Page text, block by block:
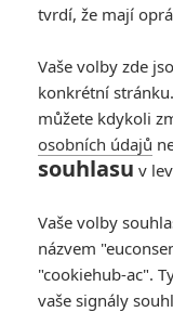
RECENZE FILMŮ
10
5
tvrdí, že mají
Vaše volby zde
konkrétní
můžete kdykoli
osobních údajů
souhlasu v
Vaše volby
názvem
"cookiehub-ac".
vaše signály